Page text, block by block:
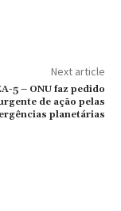
Next article
5 – ONU faz pedido
de ação pelas
planetárias